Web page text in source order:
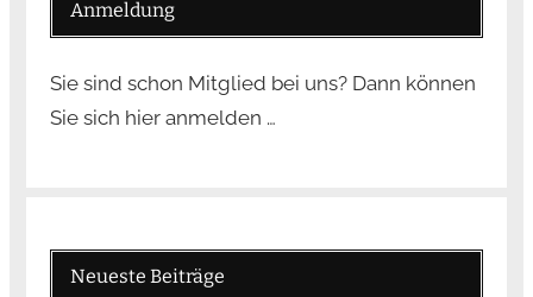
Anmeldung
Sie sind schon Mitglied bei uns? Dann können
Sie sich hier anmelden …
Neueste Beiträge